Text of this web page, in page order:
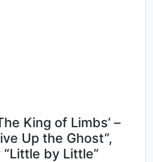
King of Limbs’ –
Up the Ghost”,
“Little by Little”